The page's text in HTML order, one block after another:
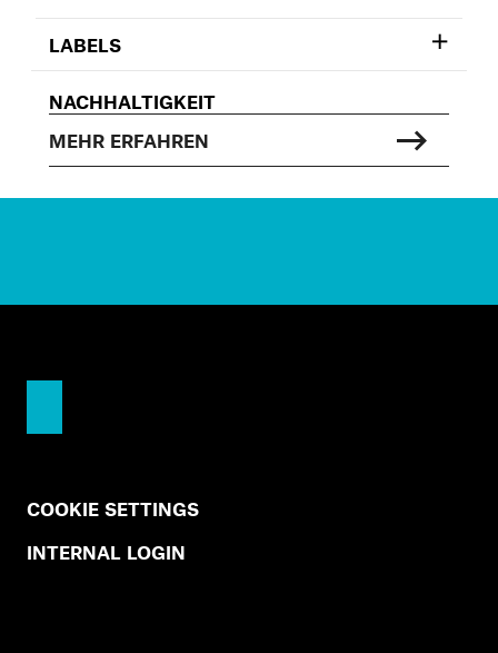
LABELS
NACHHALTIGKEIT
MEHR ERFAHREN
COOKIE SETTINGS
INTERNAL LOGIN